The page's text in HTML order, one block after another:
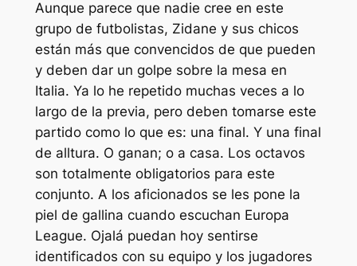
Aunque parece que nadie cree en este
grupo de futbolistas, Zidane y sus chicos
están más que convencidos de que pueden
y deben dar un golpe sobre la mesa en
Italia. Ya lo he repetido muchas veces a lo
largo de la previa, pero deben tomarse este
partido como lo que es: una final. Y una final
de alltura. O ganan; o a casa. Los octavos
son totalmente obligatorios para este
conjunto. A los aficionados se les pone la
piel de gallina cuando escuchan Europa
League. Ojalá puedan hoy sentirse
identificados con su equipo y los jugadores